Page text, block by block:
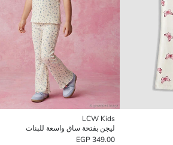
LCW Kids
ليجن بفتحة ساق واسعة للبنات
349.00 EGP